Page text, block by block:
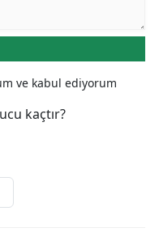
ve kabul ediyorum
kaçtır?